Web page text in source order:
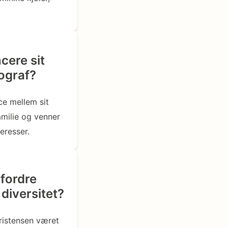
sit
mellem sit
og venner
været